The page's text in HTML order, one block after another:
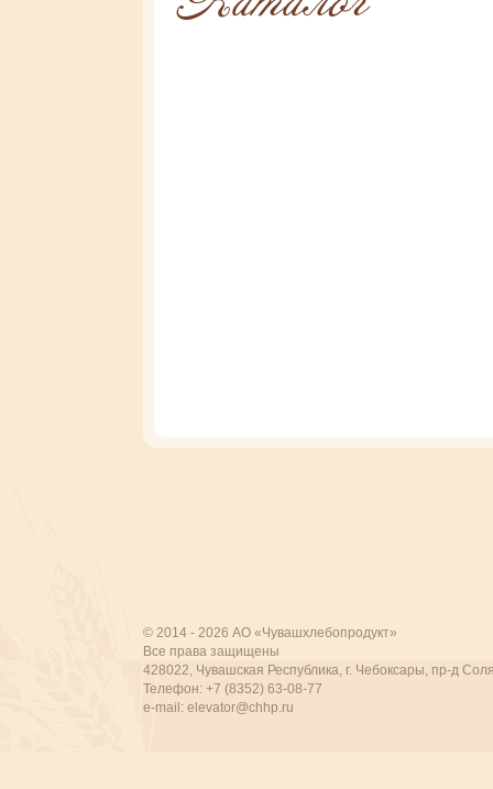
© 2014 - 2026 АО «Чувашхлебопродукт»
Все права защищены
428022, Чувашская Республика, г. Чебоксары, пр-д
Телефон: +7 (8352) 63-08-77
e-mail: elevator@chhp.ru